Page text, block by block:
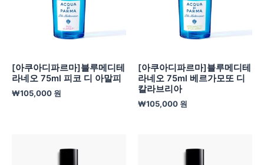
[아쿠아디파르마]블루메디테
라네오 75ml 피코 디 아말피
₩105,000 원
[아쿠아디파르마]블루메디테
라네오 75ml 베르가모또 디
칼라브리아
₩105,000 원